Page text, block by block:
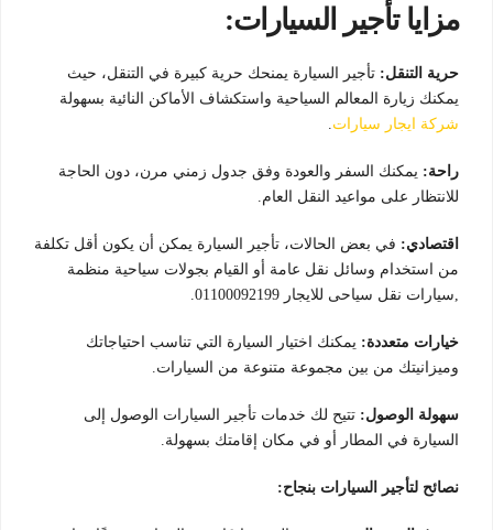
مزايا تأجير السيارات:
حرية التنقل: تأجير السيارة يمنحك حرية كبيرة في التنقل، حيث
يمكنك زيارة المعالم السياحية واستكشاف الأماكن النائية بسهولة
شركة ايجار سيارات.
راحة: يمكنك السفر والعودة وفق جدول زمني مرن، دون الحاجة
للانتظار على مواعيد النقل العام.
اقتصادي: في بعض الحالات، تأجير السيارة يمكن أن يكون أقل تكلفة
من استخدام وسائل نقل عامة أو القيام بجولات سياحية منظمة
,سيارات نقل سياحى للايجار 01100092199.
خيارات متعددة: يمكنك اختيار السيارة التي تناسب احتياجاتك
وميزانيتك من بين مجموعة متنوعة من السيارات.
سهولة الوصول: تتيح لك خدمات تأجير السيارات الوصول إلى
السيارة في المطار أو في مكان إقامتك بسهولة.
نصائح لتأجير السيارات بنجاح: